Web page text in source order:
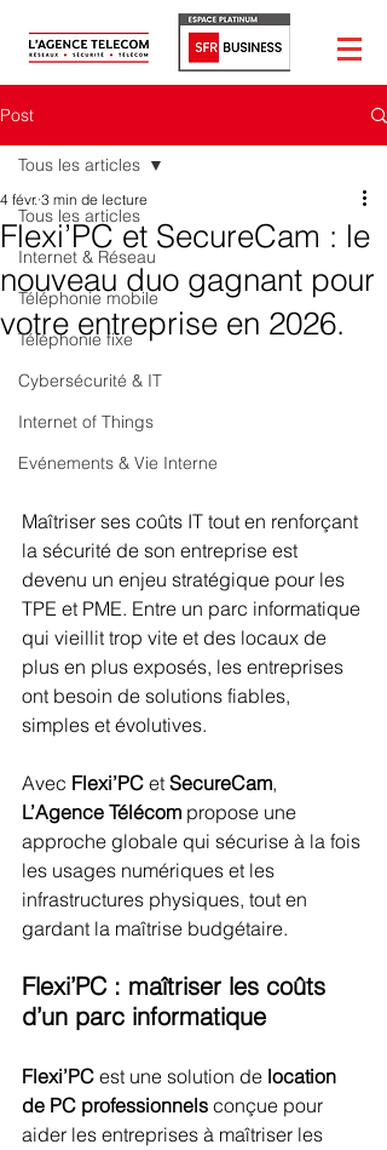
Post
Tous les articles
Internet & Réseau
Téléphonie mobile
Téléphonie fixe
Cybersécurité & IT
Internet of Things
Evénements & Vie Interne
Tous les articles
Flexi’PC et SecureCam : le
nouveau duo gagnant pour
votre entreprise en 2026.
4 févr. 3 min de lecture
Maîtriser ses coûts IT tout en renforçant
la sécurité de son entreprise est
devenu un enjeu stratégique pour les
TPE et PME. Entre un parc informatique
qui vieillit trop vite et des locaux de
plus en plus exposés, les entreprises
ont besoin de solutions fiables,
simples et évolutives.
Avec Flexi’PC et SecureCam,
L’Agence Télécom propose une
approche globale qui sécurise à la fois
les usages numériques et les
infrastructures physiques, tout en
gardant la maîtrise budgétaire.
Flexi’PC : maîtriser les coûts
d’un parc informatique
Flexi’PC est une solution de location
de PC professionnels conçue pour
aider les entreprises à maîtriser les